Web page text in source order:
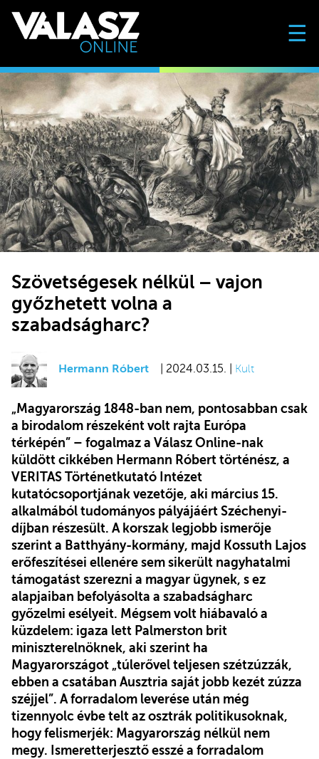
☰
Szövetségesek nélkül – vajon
győzhetett volna a
szabadságharc?
Hermann Róbert | 2024.03.15. | Kult
„Magyarország 1848-ban nem, pontosabban csak
a birodalom részeként volt rajta Európa
térképén” – fogalmaz a Válasz Online-nak
küldött cikkében Hermann Róbert történész, a
VERITAS Történetkutató Intézet
kutatócsoportjának vezetője, aki március 15.
alkalmából tudományos pályájáért Széchenyi-
díjban részesült. A korszak legjobb ismerője
szerint a Batthyány-kormány, majd Kossuth Lajos
erőfeszítései ellenére sem sikerült nagyhatalmi
támogatást szerezni a magyar ügynek, s ez
alapjaiban befolyásolta a szabadságharc
győzelmi esélyeit. Mégsem volt hiábavaló a
küzdelem: igaza lett Palmerston brit
miniszterelnöknek, aki szerint ha
Magyarországot „túlerővel teljesen szétzúzzák,
ebben a csatában Ausztria saját jobb kezét zúzza
széjjel”. A forradalom leverése után még
tizennyolc évbe telt az osztrák politikusoknak,
hogy felismerjék: Magyarország nélkül nem
megy. Ismeretterjesztő esszé a forradalom